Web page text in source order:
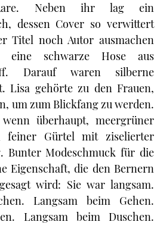
Neben ihr lag ein
dessen Cover so verwittert
Titel noch Autor ausmachen
schwarze Hose aus
Darauf waren silberne
Lisa gehörte zu den Frauen,
um zum Blickfang zu werden.
überhaupt, meergrüner
feiner Gürtel mit ziselierter
Bunter Modeschmuck für die
Eigenschaft, die den Bernern
wird: Sie war langsam.
Langsam beim Gehen.
Langsam beim Duschen.